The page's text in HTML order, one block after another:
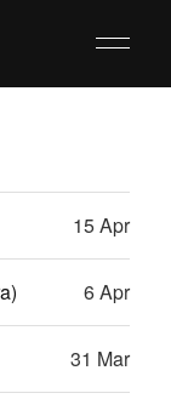
15 Apr
6 Apr
31 Mar